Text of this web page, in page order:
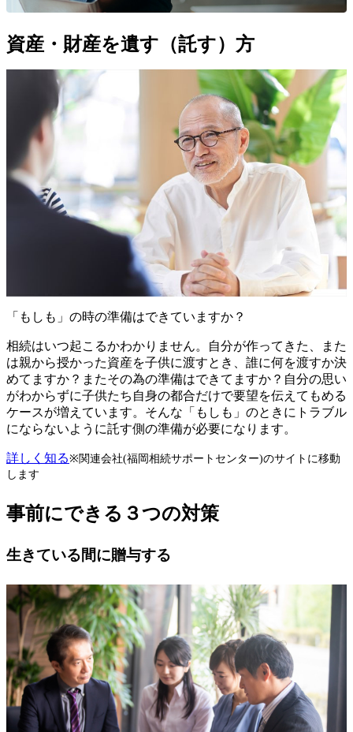
資産・財産を遺す（託す）方
「もしも」の時の準備はできていますか？
相続はいつ起こるかわかりません。自分が作ってきた、また
は親から授かった資産を子供に渡すとき、誰に何を渡すか決
めてますか？またその為の準備はできてますか？自分の思い
がわからずに子供たち自身の都合だけで要望を伝えてもめる
ケースが増えています。そんな「もしも」のときにトラブル
にならないように託す側の準備が必要になります。
詳しく知る※関連会社(福岡相続サポートセンター)のサイトに移動
します
事前にできる３つの対策
生きている間に贈与する